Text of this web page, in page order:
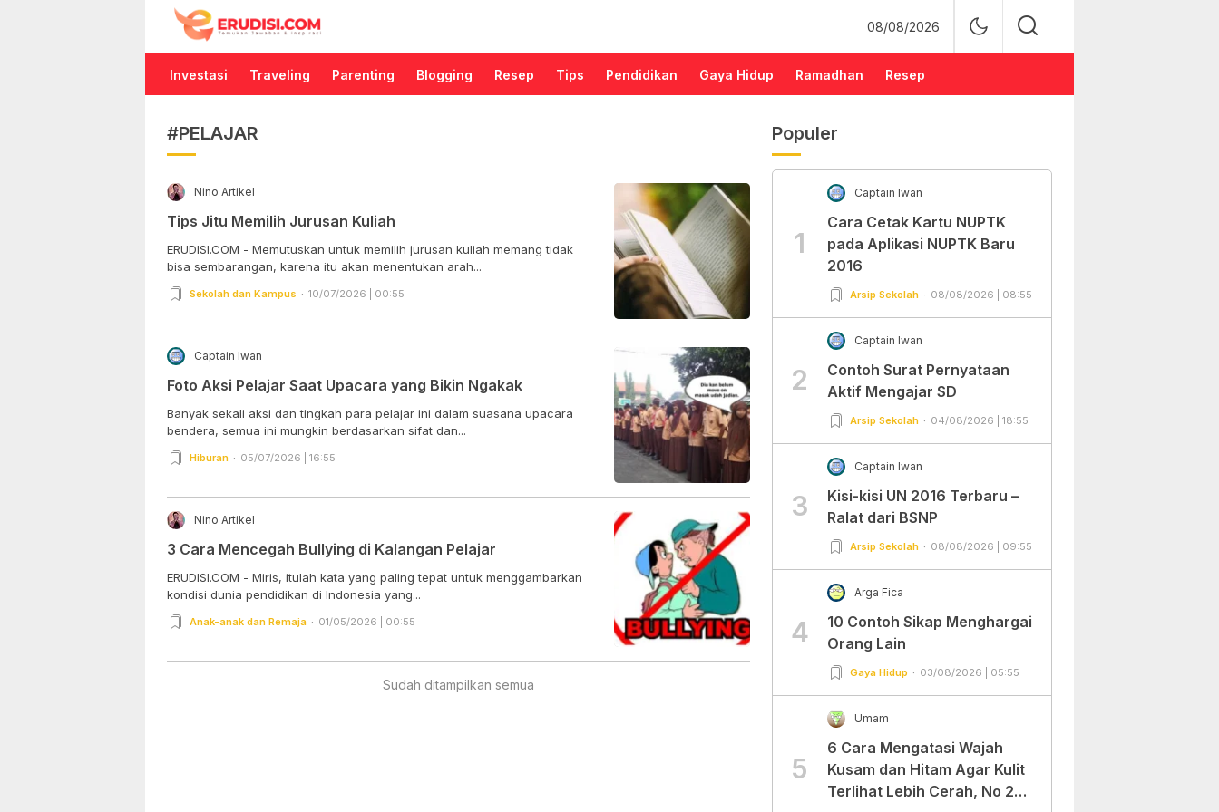
Erudisi
Temukan Jawaban dan Inspirasi
08/08/2026
Investasi Traveling Parenting Blogging Resep Tips Pendidikan Gaya Hidup Ramadhan Resep
#PELAJAR
Nino Artikel
Tips Jitu Memilih Jurusan Kuliah
ERUDISI.COM - Memutuskan untuk memilih jurusan kuliah memang tidak
bisa sembarangan, karena itu akan menentukan arah...
Sekolah dan Kampus 10/07/2026 | 00:55
Captain Iwan
Foto Aksi Pelajar Saat Upacara yang Bikin Ngakak
Banyak sekali aksi dan tingkah para pelajar ini dalam suasana upacara
bendera, semua ini mungkin berdasarkan sifat dan...
Hiburan 05/07/2026 | 16:55
Nino Artikel
3 Cara Mencegah Bullying di Kalangan Pelajar
ERUDISI.COM - Miris, itulah kata yang paling tepat untuk menggambarkan
kondisi dunia pendidikan di Indonesia yang...
Anak-anak dan Remaja 01/05/2026 | 00:55
Sudah ditampilkan semua
Populer
1
Captain Iwan
Cara Cetak Kartu NUPTK
pada Aplikasi NUPTK Baru
2016
Arsip Sekolah 08/08/2026 | 08:55
2
Captain Iwan
Contoh Surat Pernyataan
Aktif Mengajar SD
Arsip Sekolah 04/08/2026 | 18:55
3
Captain Iwan
Kisi-kisi UN 2016 Terbaru –
Ralat dari BSNP
Arsip Sekolah 08/08/2026 | 09:55
4
Arga Fica
10 Contoh Sikap Menghargai
Orang Lain
Gaya Hidup 03/08/2026 | 05:55
5
Umam
6 Cara Mengatasi Wajah
Kusam dan Hitam Agar Kulit
Terlihat Lebih Cerah, No 2